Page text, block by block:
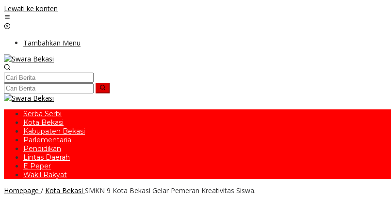
Lewati ke konten
Tambahkan Menu
Serba Serbi
Kota Bekasi
Kabupaten Bekasi
Parlementaria
Pendidikan
Lintas Daerah
E Peper
Wakil Rakyat
Homepage / Kota Bekasi SMKN 9 Kota Bekasi Gelar Pemeran Kreativitas Siswa.